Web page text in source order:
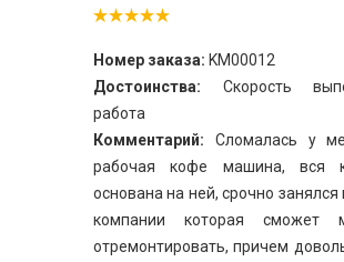
Номер заказа: KM00012
Достоинства: Скорость
работа
Комментарий: Сломалась у
рабочая кофе машина, вся
основана на ней, срочно занялся
компании которая сможет
отремонтировать, причем